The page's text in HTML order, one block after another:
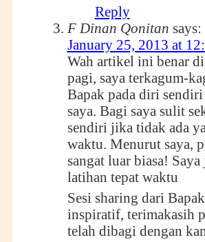
Reply
F Dinan Qonitan says:
January 25, 2013 at
Wah artikel ini benar
pagi, saya terkagum-
Bapak pada diri
saya. Bagi saya sulit
sendiri jika tidak ada
waktu. Menurut saya,
sangat luar biasa!
latihan tepat waktu
Sesi sharing dari
inspiratif, terimakasih
telah dibagi dengan